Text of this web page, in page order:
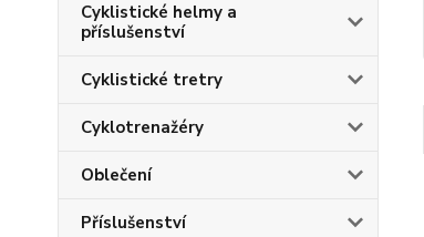
Cyklistické helmy a
příslušenství
Cyklistické tretry
Cyklotrenažéry
Oblečení
Příslušenství